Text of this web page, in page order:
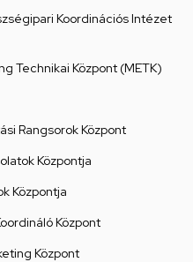
Koordinációs Intézet
Technikai Központ (METK)
Rangsorok Központ
Központja
Központja
Központ
Központ